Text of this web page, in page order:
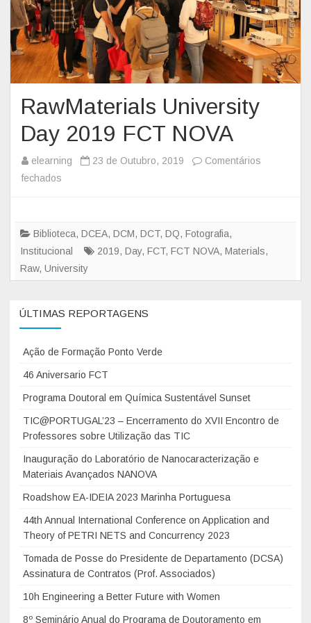
RawMaterials University
Day 2019 FCT NOVA
elearning 23 de Outubro, 2019
Comentários
fechados
a
w
M
a
e
i
s
U
n
i
v
s
t
y
D
Biblioteca, DCEA, DCM, DCT, DQ, Fotografia,
Institucional
2019, Day, FCT, FCT NOVA, Materials,
Raw, University
ÚLTIMAS REPORTAGENS
Ação de Formação Ponto Verde
46 Aniversario FCT
Programa Doutoral em Química Sustentável Sunset
TIC@PORTUGAL’23 – Encerramento do XVII Encontro de
Professores sobre Utilização das TIC
Inauguração do Laboratório de Nanocaracterização e
Materiais Avançados NANOVA
Roadshow EA-IDEIA 2023 Marinha Portuguesa
44th Annual International Conference on Application and
Theory of PETRI NETS and Concurrency 2023
Tomada de Posse do Presidente de Departamento (DCSA)
Assinatura de Contratos (Prof. Associados)
10h Engineering a Better Future with Women
8º Seminário Anual do Programa de Doutoramento em